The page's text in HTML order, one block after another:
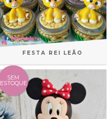
FESTA REI LEÃO
SEM
ESTOQUE